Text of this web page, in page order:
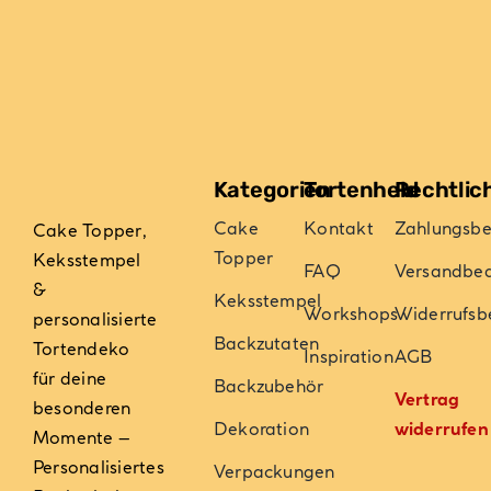
Cake Topper,
Keksstempel
&
personalisierte
Tortendeko
für deine
besonderen
Momente –
Personalisiertes
Kategorien
Cake
Topper
Keksstempel
Backzutaten
Backzubehör
Dekoration
Verpackungen
Tortenheld
Kontakt
FAQ
Workshops
InspirationAGB
Vertrag
widerrufen